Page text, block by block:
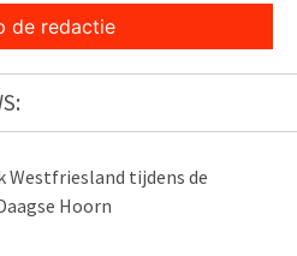
de redactie
Westfriesland tijdens de
Hoorn